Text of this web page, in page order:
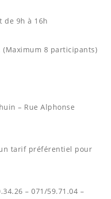
de 9h à 16h
(Maximum 8 participants)
– Rue Alphonse
tarif préférentiel pour
– 071/59.71.04 –